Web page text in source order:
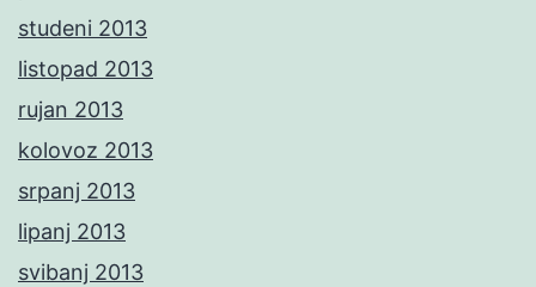
studeni 2013
listopad 2013
rujan 2013
kolovoz 2013
srpanj 2013
lipanj 2013
svibanj 2013